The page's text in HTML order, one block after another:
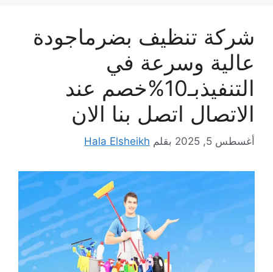
شركة تنظيف بضرماجودة
عالية وسرعة في
التنفيذبـ10%خصم عند
الاتصال اتصل بنا الان
أغسطس 5, 2025 بقلم Hala Elsheikh